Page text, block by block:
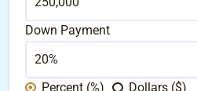
Down Payment
Percent (%)
Dollars ($)